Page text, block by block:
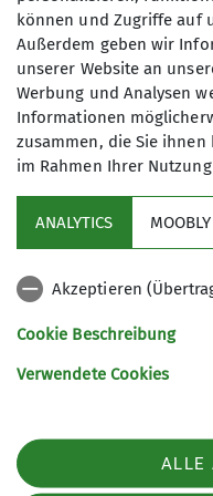
Ämter
Schriftführerin
Jugendleiterin
Kursgebühr: IBAN
Bundesverband
Service
94419 Reisbach/Englmannsberg
Telefon +498734938842
können und Zugriffe auf
Außerdem geben wir
unserer Website an
Werbung und Analysen
Informationen
zusammen, die Sie
im Rahmen Ihrer
ANALYTICS MOOBLY
Akzeptieren
Cookie Beschreibung
Verwendete Cookies
ALLE